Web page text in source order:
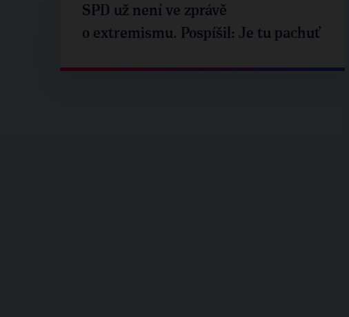
SPD už není ve zprávě
o extremismu. Pospíšil: Je tu pachuť